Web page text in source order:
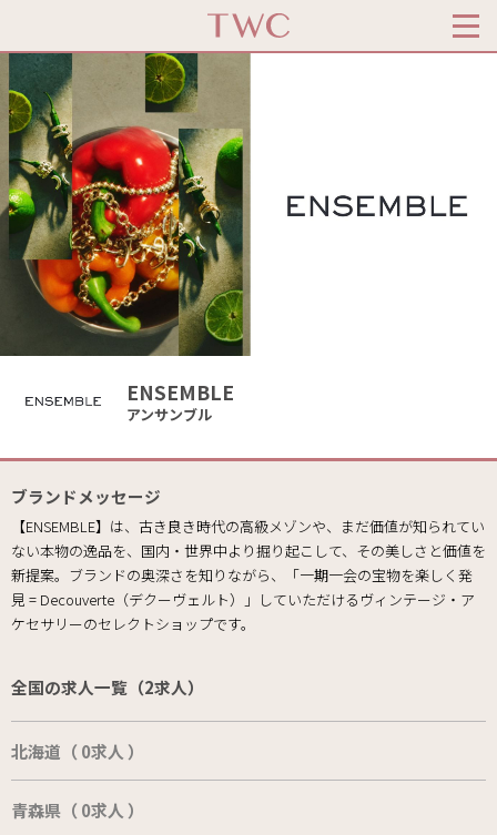
ENSEMBLE
アンサンブル
ブランドメッセージ
【ENSEMBLE】は、古き良き時代の高級メゾンや、まだ価値が知られてい
ない本物の逸品を、国内・世界中より掘り起こして、その美しさと価値を
新提案。ブランドの奥深さを知りながら、「一期一会の宝物を楽しく発
見 = Decouverte（デクーヴェルト）」していただけるヴィンテージ・ア
ケセサリーのセレクトショップです。
全国の求人一覧（2求人）
北海道（ 0求人 ）
青森県（ 0求人 ）